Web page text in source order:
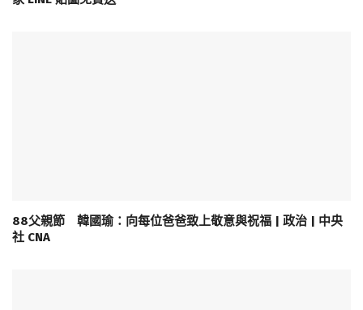
88父親節 韓國瑜：向每位爸爸致上敬意與祝福 | 政治 | 中央
社 CNA